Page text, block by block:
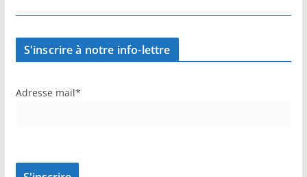
S'inscrire à notre info-lettre
Adresse mail*